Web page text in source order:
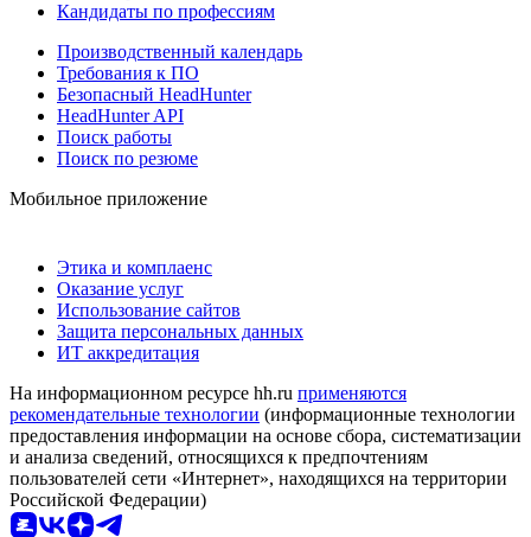
Кандидаты по профессиям
Производственный календарь
Требования к ПО
Безопасный HeadHunter
HeadHunter API
Поиск работы
Поиск по резюме
Мобильное приложение
Этика и комплаенс
Оказание услуг
Использование сайтов
Защита персональных данных
ИТ аккредитация
На информационном ресурсе hh.ru применяются
рекомендательные технологии (информационные технологии
предоставления информации на основе сбора, систематизации
и анализа сведений, относящихся к предпочтениям
пользователей сети «Интернет», находящихся на территории
Российской Федерации)